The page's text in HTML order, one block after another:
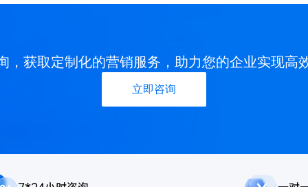
，获取定制化的营销服务，助力您的企业实现高
立即咨询